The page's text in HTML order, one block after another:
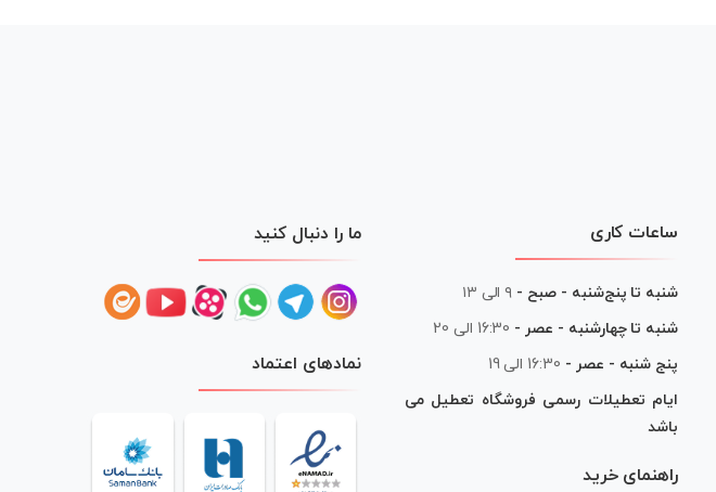
ساعات کاری
شنبه تا پنج‌شنبه - صبح - ۹ الی ۱۳
شنبه تا چهارشنبه - عصر - 16:30 الی 20
پنج شنبه - عصر - 16:30 الی 19
ایام تعطیلات رسمی فروشگاه تعطیل می
باشد
راهنمای خرید
ما را دنبال کنید
نمادهای اعتماد